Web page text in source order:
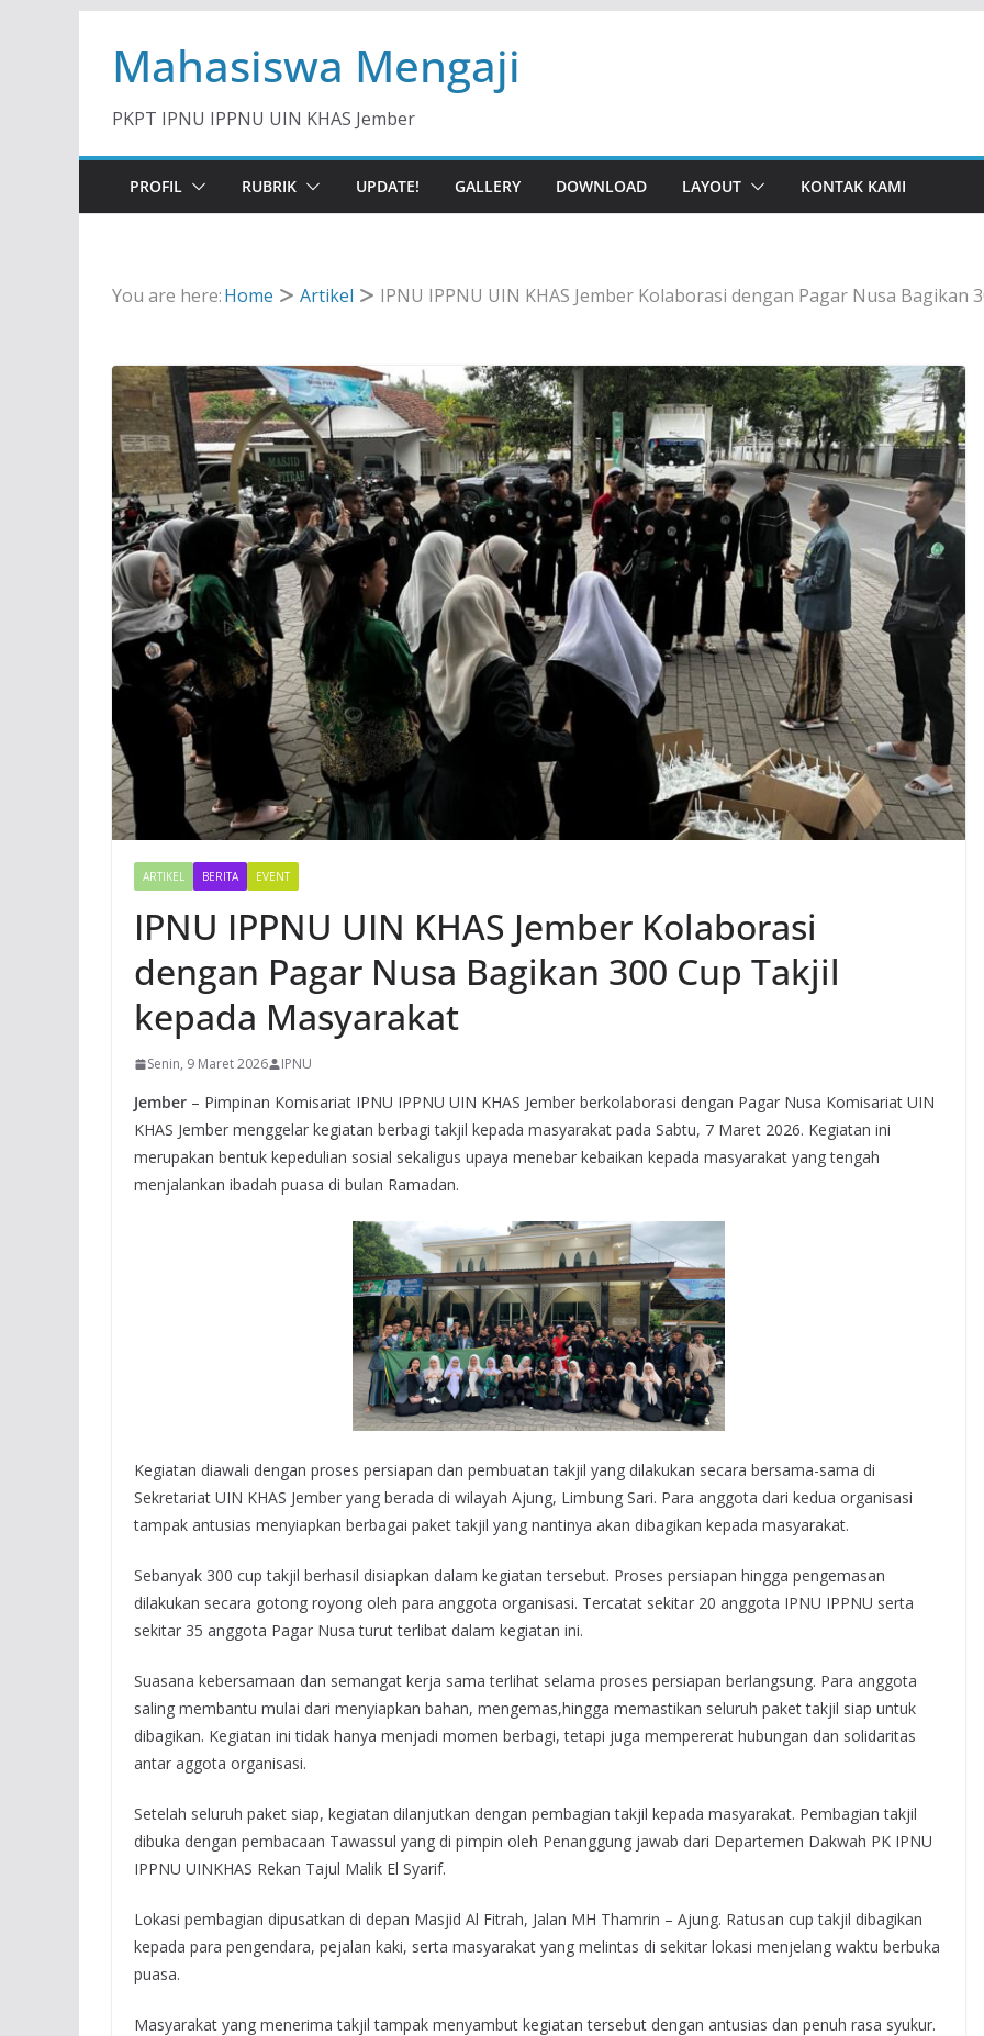
contentMahasiswa Mengaji
PKPT IPNU IPPNU UIN KHAS Jember
PROFIL RUBRIK UPDATE! GALLERY DOWNLOAD LAYOUT KONTAK KAMI
You are here:Home Artikel IPNU IPPNU UIN KHAS Jember Kolaborasi dengan Pagar Nusa Bagikan
ARTIKEL BERITA EVENT
IPNU IPPNU UIN KHAS Jember Kolaborasi
dengan Pagar Nusa Bagikan 300 Cup Takjil
kepada Masyarakat
Senin, 9 Maret 2026 IPNU
Jember – Pimpinan Komisariat IPNU IPPNU UIN KHAS Jember berkolaborasi dengan Pagar Nusa Komisariat UIN
KHAS Jember menggelar kegiatan berbagi takjil kepada masyarakat pada Sabtu, 7 Maret 2026. Kegiatan ini
merupakan bentuk kepedulian sosial sekaligus upaya menebar kebaikan kepada masyarakat yang tengah
menjalankan ibadah puasa di bulan Ramadan.
Kegiatan diawali dengan proses persiapan dan pembuatan takjil yang dilakukan secara bersama-sama di
Sekretariat UIN KHAS Jember yang berada di wilayah Ajung, Limbung Sari. Para anggota dari kedua organisasi
tampak antusias menyiapkan berbagai paket takjil yang nantinya akan dibagikan kepada masyarakat.
Sebanyak 300 cup takjil berhasil disiapkan dalam kegiatan tersebut. Proses persiapan hingga pengemasan
dilakukan secara gotong royong oleh para anggota organisasi. Tercatat sekitar 20 anggota IPNU IPPNU serta
sekitar 35 anggota Pagar Nusa turut terlibat dalam kegiatan ini.
Suasana kebersamaan dan semangat kerja sama terlihat selama proses persiapan berlangsung. Para anggota
saling membantu mulai dari menyiapkan bahan, mengemas,hingga memastikan seluruh paket takjil siap untuk
dibagikan. Kegiatan ini tidak hanya menjadi momen berbagi, tetapi juga mempererat hubungan dan solidaritas
antar aggota organisasi.
Setelah seluruh paket siap, kegiatan dilanjutkan dengan pembagian takjil kepada masyarakat. Pembagian takjil
dibuka dengan pembacaan Tawassul yang di pimpin oleh Penanggung jawab dari Departemen Dakwah PK IPNU
IPPNU UINKHAS Rekan Tajul Malik El Syarif.
Lokasi pembagian dipusatkan di depan Masjid Al Fitrah, Jalan MH Thamrin – Ajung. Ratusan cup takjil dibagikan
kepada para pengendara, pejalan kaki, serta masyarakat yang melintas di sekitar lokasi menjelang waktu berbuka
puasa.
Masyarakat yang menerima takjil tampak menyambut kegiatan tersebut dengan antusias dan penuh rasa syukur.
Nasihat: Hidup Tanpa
Dendam
NU Tidak Sedang Baik-
Baik Saja?